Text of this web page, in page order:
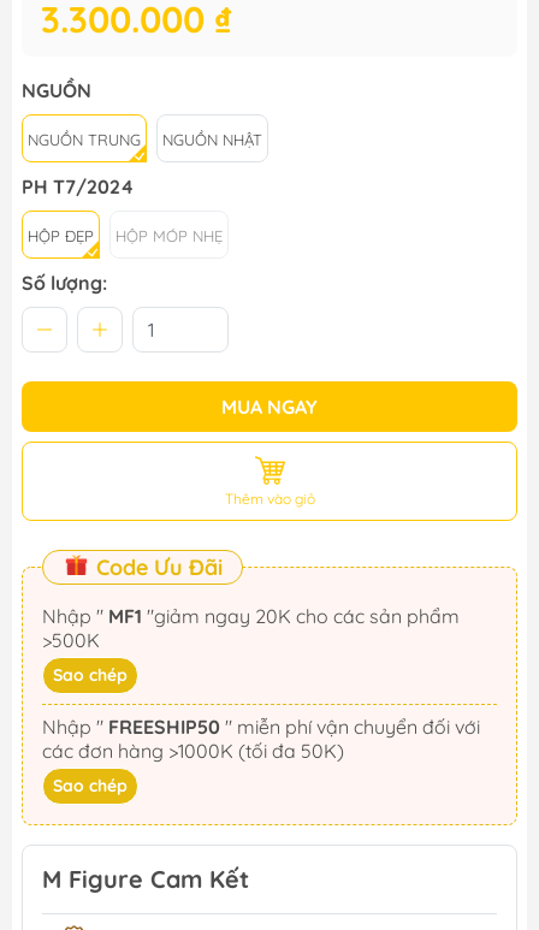
3.300.000 ₫
NGUỒN
NGUỒN TRUNG NGUỒN NHẬT
PH T7/2024
HỘP ĐẸP HỘP MÓP NHẸ
Số lượng:
MUA NGAY
Thêm vào giỏ
Code Ưu Đãi
Nhập " MF1
>500K
Sao chép
Nhập " FREESHIP50
các đơn hàng >1000K (tối đa 50K)
Sao chép
M Figure Cam Kết